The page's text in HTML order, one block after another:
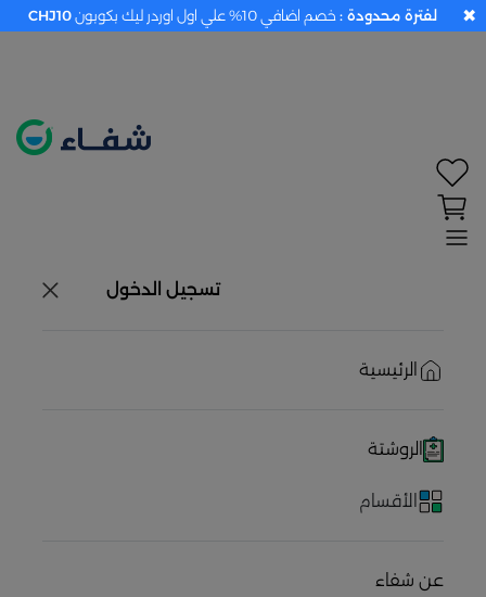
تسجيل الدخول
الرئيسية
الروشتة
الأقسام
عن شفاء
لفترة محدودة : خصم اضافي 10% علي اول اوردر ليك بكوبون CHJ10 ✖